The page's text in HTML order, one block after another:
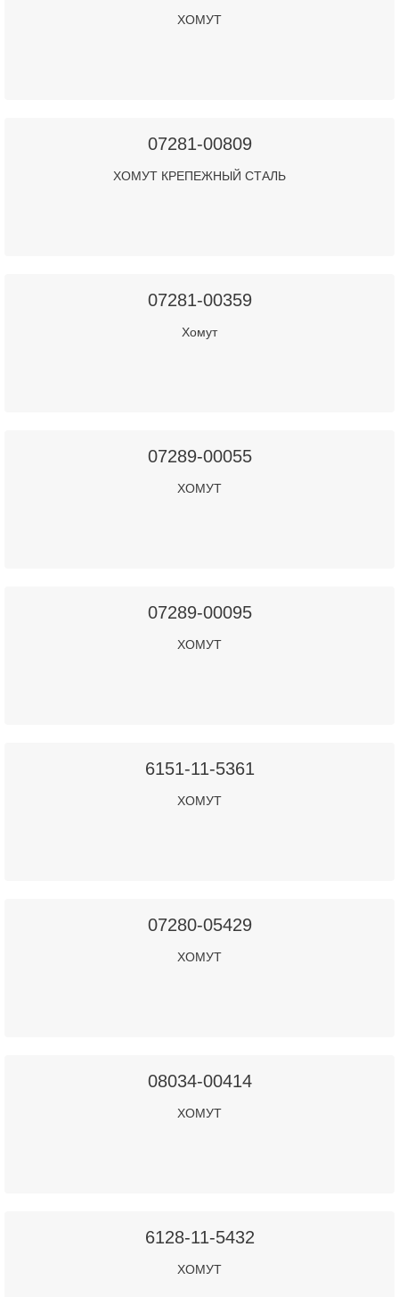
ХОМУТ
07281-00809
ХОМУТ КРЕПЕЖНЫЙ СТАЛЬ
07281-00359
Хомут
07289-00055
ХОМУТ
07289-00095
ХОМУТ
6151-11-5361
ХОМУТ
07280-05429
ХОМУТ
08034-00414
ХОМУТ
6128-11-5432
ХОМУТ